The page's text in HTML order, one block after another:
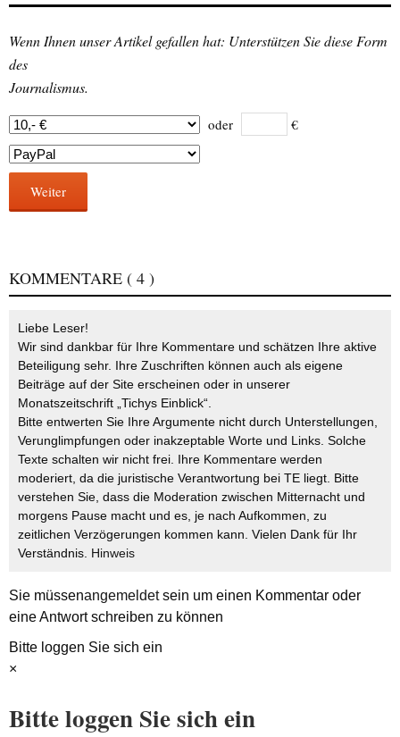
Wenn Ihnen unser Artikel gefallen hat: Unterstützen Sie diese Form
des
Journalismus.
oder €
Weiter
KOMMENTARE ( 4 )
Liebe Leser!
Wir sind dankbar für Ihre Kommentare und schätzen Ihre aktive
Beteiligung sehr. Ihre Zuschriften können auch als eigene
Beiträge auf der Site erscheinen oder in unserer
Monatszeitschrift „Tichys Einblick“.
Bitte entwerten Sie Ihre Argumente nicht durch Unterstellungen,
Verunglimpfungen oder inakzeptable Worte und Links. Solche
Texte schalten wir nicht frei. Ihre Kommentare werden
moderiert, da die juristische Verantwortung bei TE liegt. Bitte
verstehen Sie, dass die Moderation zwischen Mitternacht und
morgens Pause macht und es, je nach Aufkommen, zu
zeitlichen Verzögerungen kommen kann. Vielen Dank für Ihr
Verständnis. Hinweis
Sie müssenangemeldetsein um einen Kommentar oder
eine Antwort schreiben zu können
Bitte loggen Sie sich ein
×
Bitte loggen Sie sich ein